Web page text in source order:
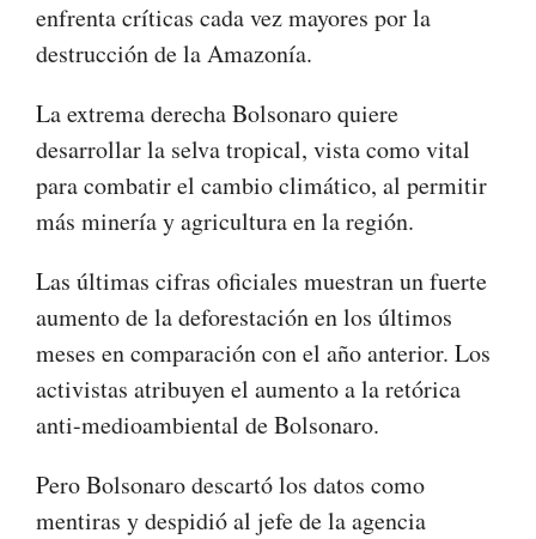
enfrenta críticas cada vez mayores por la
destrucción de la Amazonía.
La extrema derecha Bolsonaro quiere
desarrollar la selva tropical, vista como vital
para combatir el cambio climático, al permitir
más minería y agricultura en la región.
Las últimas cifras oficiales muestran un fuerte
aumento de la deforestación en los últimos
meses en comparación con el año anterior. Los
activistas atribuyen el aumento a la retórica
anti-medioambiental de Bolsonaro.
Pero Bolsonaro descartó los datos como
mentiras y despidió al jefe de la agencia